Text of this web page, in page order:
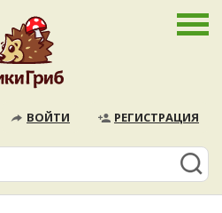
ВОЙТИ РЕГИСТРАЦИЯ